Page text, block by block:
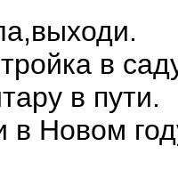
в
в пути.
в Новом